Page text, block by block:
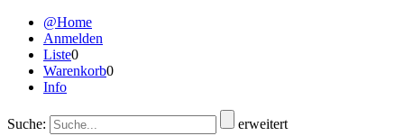
@Home
Anmelden
Liste0
Warenkorb0
Info
Suche:
erweitert